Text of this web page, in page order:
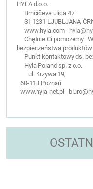
HYLA d.o.o.
Brnčičeva ulica 47
SI-1231 LJUBLJANA-
www.hyla.com
Chętnie Ci pomożemy
bezpieczeństwa
Punkt kontaktowy ds.
Hyla Poland sp. z o.o.
ul. Krzywa 19,
60-118 Poznań
www.hyla-net.pl